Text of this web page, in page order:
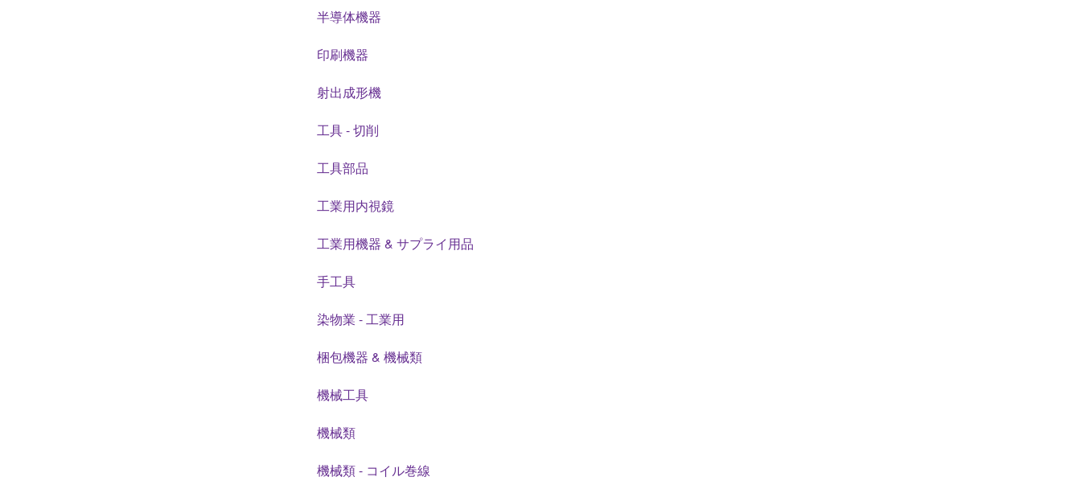
半導体機器
印刷機器
射出成形機
工具 - 切削
工具部品
工業用内視鏡
工業用機器 & サプライ用品
手工具
染物業 - 工業用
梱包機器 & 機械類
機械工具
機械類
機械類 - コイル巻線